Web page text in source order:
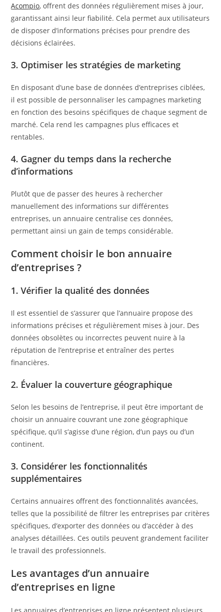
Acompio, offrent des données régulièrement mises à jour,
garantissant ainsi leur fiabilité. Cela permet aux utilisateurs
de disposer d’informations précises pour prendre des
décisions éclairées.​
3. Optimiser les stratégies de marketing
En disposant d’une base de données d’entreprises ciblées,
il est possible de personnaliser les campagnes marketing
en fonction des besoins spécifiques de chaque segment de
marché. Cela rend les campagnes plus efficaces et
rentables.​
4. Gagner du temps dans la recherche
d’informations
Plutôt que de passer des heures à rechercher
manuellement des informations sur différentes
entreprises, un annuaire centralise ces données,
permettant ainsi un gain de temps considérable.​
Comment choisir le bon annuaire
d’entreprises ?
1. Vérifier la qualité des données
Il est essentiel de s’assurer que l’annuaire propose des
informations précises et régulièrement mises à jour. Des
données obsolètes ou incorrectes peuvent nuire à la
réputation de l’entreprise et entraîner des pertes
financières.​
2. Évaluer la couverture géographique
Selon les besoins de l’entreprise, il peut être important de
choisir un annuaire couvrant une zone géographique
spécifique, qu’il s’agisse d’une région, d’un pays ou d’un
continent.​
3. Considérer les fonctionnalités
supplémentaires
Certains annuaires offrent des fonctionnalités avancées,
telles que la possibilité de filtrer les entreprises par critères
spécifiques, d’exporter des données ou d’accéder à des
analyses détaillées. Ces outils peuvent grandement faciliter
le travail des professionnels.​
Les avantages d’un annuaire
d’entreprises en ligne